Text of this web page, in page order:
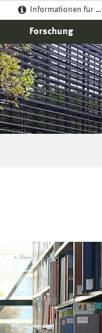
Informationen für …
Forschung